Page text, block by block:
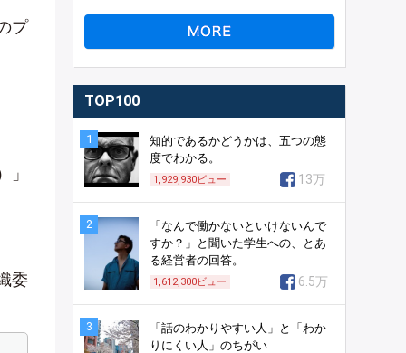
プ
委
TOP100
1
知的であるかどうかは、五つの態
度でわかる。
1,929,930ビュー 13万
2
「なんで働かないといけないんで
すか？」と聞いた学生への、とあ
る経営者の回答。
1,612,300ビュー 6.5万
3
「話のわかりやすい人」と「わか
りにくい人」のちがい